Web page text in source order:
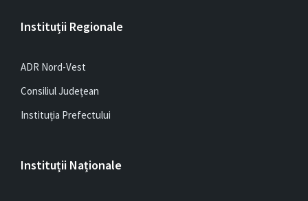
Instituții Regionale
ADR Nord-Vest
Consiliul Județean
Instituția Prefectului
Instituții Naționale